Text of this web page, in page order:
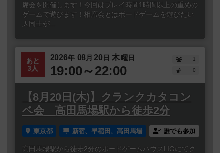
席会を開催します！今回はプレイ時間1時間以上の重めの
ゲームで遊びます！相席会とはボードゲームを遊びたい
人同士が...
あと
3人
2026年 08 月 20日 木曜日
19:00～22:00
1
0
【8月20日(木)】クランクカタコン
ベ会 高田馬場駅から徒歩2分
東京都 新宿、早稲田、高田馬場 誰でも参加
高田馬場駅から徒歩2分のボードゲームハウスLIGにてク